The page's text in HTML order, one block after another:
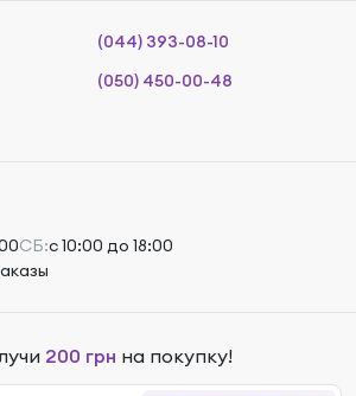
(044) 393-08-10
(050) 450-00-48
СБ:с 10:00 до 18:00
200 грн на покупку!